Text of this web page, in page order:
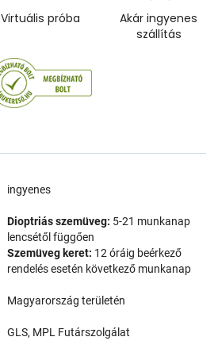
Virtuális próba
Akár ingyenes
szállítás
ingyenes
Dioptriás szemüveg: 5-21 munkanap
lencsétől függően
Szemüveg keret: 12 óráig beérkező
rendelés esetén következő munkanap
Magyarország területén
GLS, MPL Futárszolgálat